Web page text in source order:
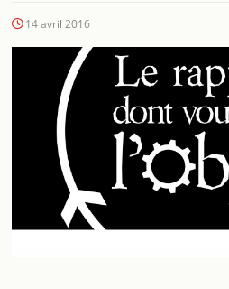
14 avril 2016